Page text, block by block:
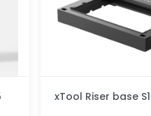
xTool Riser base S1